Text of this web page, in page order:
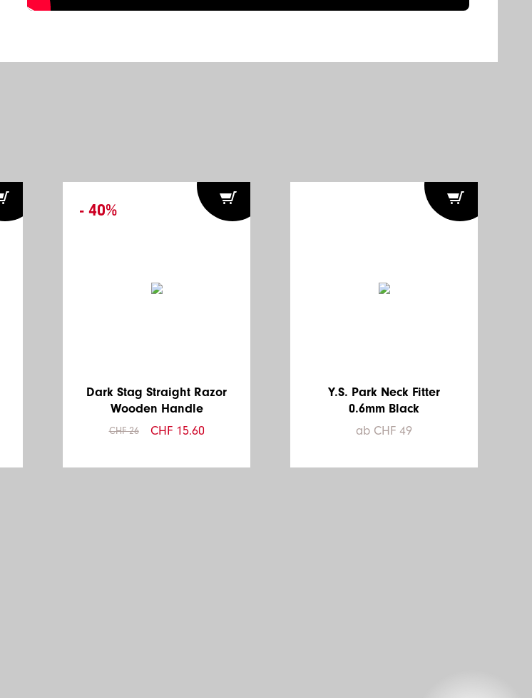
- 40%
Dark Stag Straight Razor
Wooden Handle
CHF 26 CHF 15.60
Y.S. Park Neck Fitter
0.6mm Black
ab CHF 49